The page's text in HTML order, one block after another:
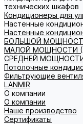
технических шкафов
Кондиционеры для
Настенные
Настенные
БОЛЬШОЙ МОЩНОСТИ
МАЛОЙ МОЩНОСТИ
СРЕДНЕЙ МОЩНОСТИ
Потолочные
Фильтрующие
LANMIR
О компании
О компании
Наше производство
Сертификаты